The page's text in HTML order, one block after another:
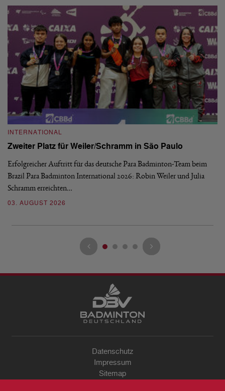
INTERNATIONAL
Zweiter Platz für Weiler/Schramm in São Paulo
Erfolgreicher Auftritt für das deutsche Para Badminton-Team beim
Brazil Para Badminton International 2026: Robin Weiler und Julia
Schramm erreichten…
03. AUGUST 2026
Datenschutz
Impressum
Sitemap